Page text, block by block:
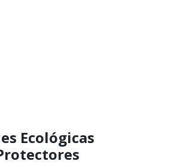
Ecológicas